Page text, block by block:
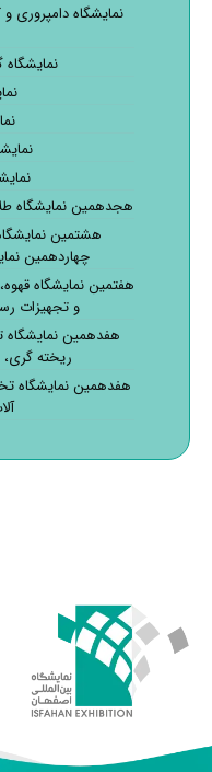
نمایشگاه
هجدهمین نمایشگاه
هشتمین
چهاردهمین
هفتمین نمایشگاه
و تجهیزات
هفدهمین نمایشگاه
ریخته
هفدهمین نمایشگاه